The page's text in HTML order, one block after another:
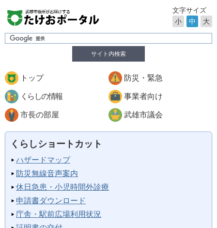
サイト内検索
文字サイズ
小
中 大
トップ 防災・緊急
くらしの情報 事業者向け
市長の部屋 武雄市議会
くらしショートカット
ハザードマップ
防災無線音声案内
休日急患・小児時間外診療
申請書ダウンロード
庁舎・駅前広場利用状況